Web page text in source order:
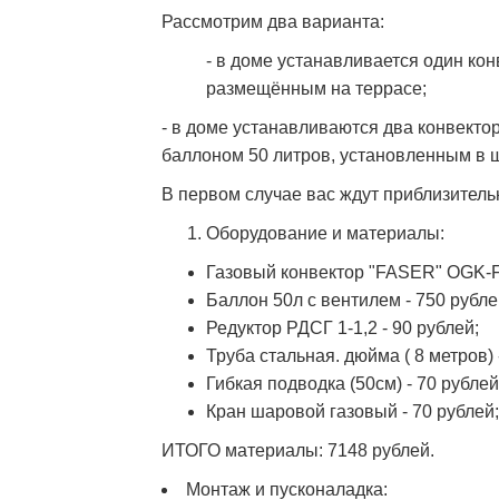
Рассмотрим два варианта:
- в доме устанавливается один
размещённым на террасе;
- в доме устанавливаются два
баллоном 50 литров, установленным в
В первом случае вас ждут
Оборудование и материалы:
Газовый конвектор "FASER"
Баллон 50л с вентилем - 750
Редуктор РДСГ 1-1,2 - 90 рублей;
Труба стальная. дюйма ( 8 метров)
Гибкая подводка (50см) - 70
Кран шаровой газовый - 70 рублей;
ИТОГО материалы: 7148 рублей.
Монтаж и пусконаладка: